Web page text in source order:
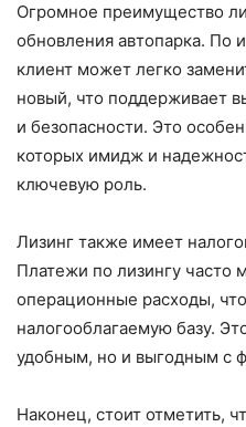
Огромное преимущество
обновления автопарка. По
клиент может легко
новый, что поддерживает
и безопасности. Это
которых имидж и
ключевую роль.
Лизинг также имеет
Платежи по лизингу часто
операционные расходы,
налогооблагаемую базу.
удобным, но и выгодным с
Наконец, стоит отметить,